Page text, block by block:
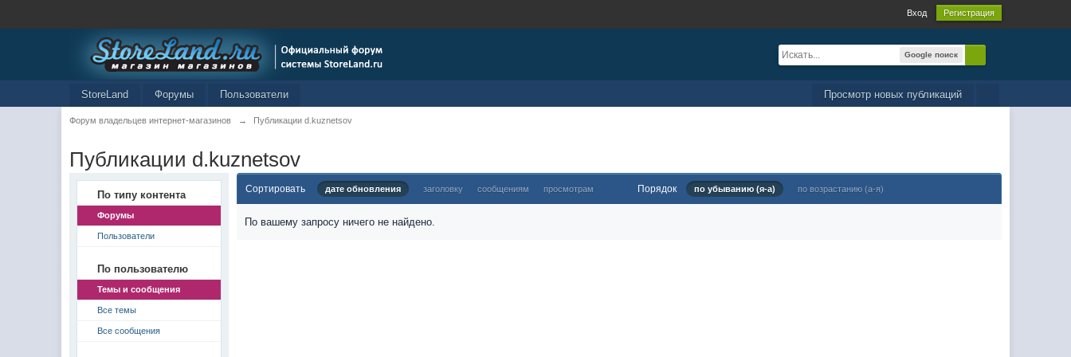
Вход Регистрация
Google поиск
Просмотр новых публикаций
StoreLand Форумы Пользователи
Форум владельцев интернет-магазинов → Публикации d.kuznetsov
Публикации d.kuznetsov
По типу контента
Форумы
Пользователи
По пользователю
Темы и сообщения
Все темы
Все сообщения
Сортировать дате обновления заголовку сообщениям просмотрам Порядок по убыванию (я-а) по возрастанию (а-я)
По вашему запросу ничего не найдено.